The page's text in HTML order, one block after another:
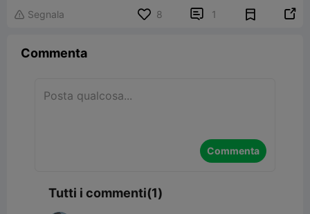
 Segnala 8  1 
Commenta
Commenta
Tutti i commenti(1)